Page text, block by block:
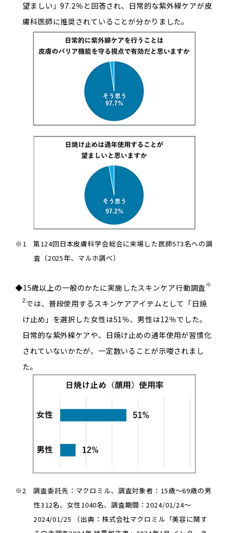
望ましい」97.2％と回答され、日常的な紫外線ケアが皮
膚科医師に推奨されていることが分かりました。
※1 第124回日本皮膚科学会総会に来場した医師573名への調
査（2025年、マルホ調べ）
◆15歳以上の一般のかたに実施したスキンケア行動調査※
2では、普段使用するスキンケアアイテムとして「日焼
け止め」を選択した女性は51％、男性は12％でした。
日常的な紫外線ケアや、日焼け止めの通年使用が習慣化
されていないかたが、一定数いることが示唆されまし
た。
※2 調査委託先：マクロミル、調査対象者：15歳～69歳の男
性312名、女性1040名、調査期間：2024/01/24～
2024/01/25 （出典：株式会社マクロミル「美容に関す